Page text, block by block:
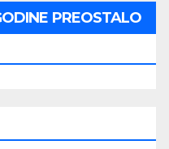
PREOSTALO